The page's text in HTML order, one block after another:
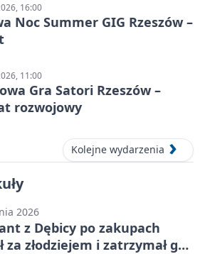
16:00
Noc Summer GIG Rzeszów –
11:00
Gra Satori Rzeszów –
rozwojowy
Kolejne wydarzenia
2026
z Dębicy po zakupach
za złodziejem i zatrzymał go